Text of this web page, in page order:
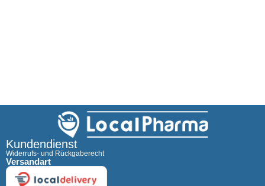
Kundendienst
Widerrufs- und Rückgaberecht
Versandart